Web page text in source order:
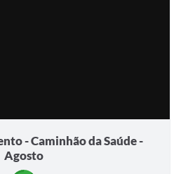
- Caminhão da Saúde -
Agosto